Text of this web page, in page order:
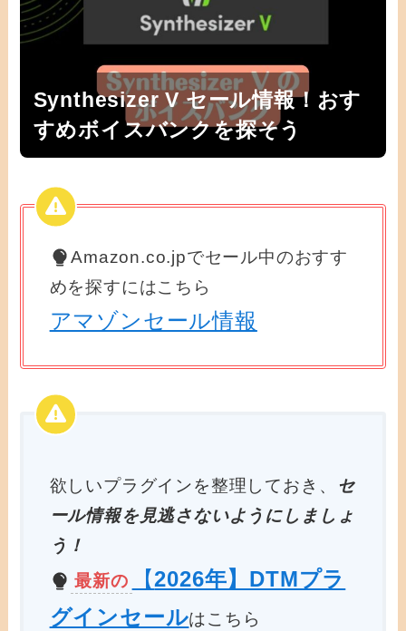
Synthesizer V セール情報！おす
すめボイスバンクを探そう
Amazon.co.jpでセール中のおすす
めを探すにはこちら
アマゾンセール情報
欲しいプラグインを整理しておき、
セ
ール情報を見逃さないようにしましょ
う！
最新の
【2026年】DTMプラ
グインセールはこちら